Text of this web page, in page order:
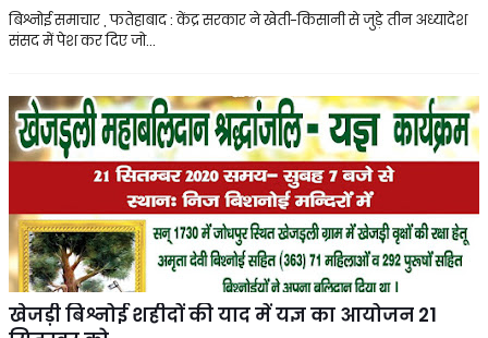
बिश्नोई समाचार , फतेहाबाद : केंद्र सरकार ने खेती-किसानी से जुड़े तीन अध्यादेश
संसद में पेश कर दिए जो…
खेजड़ी बिश्नोई शहीदों की याद में यज्ञ का आयोजन 21